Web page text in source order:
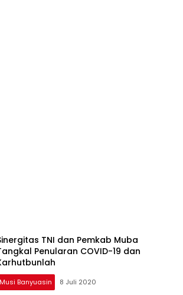
TNI dan Pemkab Muba
Penularan COVID-19 dan
Musi Banyuasin 8 Juli 2020